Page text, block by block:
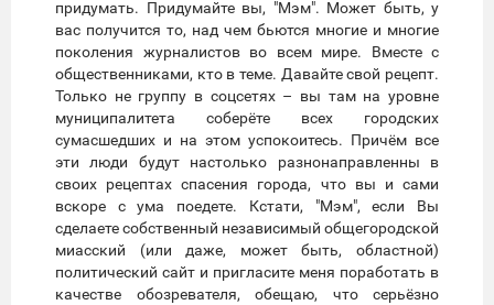
придумать. Придумайте вы, "Мэм". Может быть, у
вас получится то, над чем бьются многие и многие
поколения журналистов во всем мире. Вместе с
общественниками, кто в теме. Давайте свой рецепт.
Только не группу в соцсетях – вы там на уровне
муниципалитета соберёте всех городских
сумасшедших и на этом успокоитесь. Причём все
эти люди будут настолько разнонаправленны в
своих рецептах спасения города, что вы и сами
вскоре с ума поедете. Кстати, "Мэм", если Вы
сделаете собственный независимый общегородской
миасский (или даже, может быть, областной)
политический сайт и пригласите меня поработать в
качестве обозревателя, обещаю, что серьёзно